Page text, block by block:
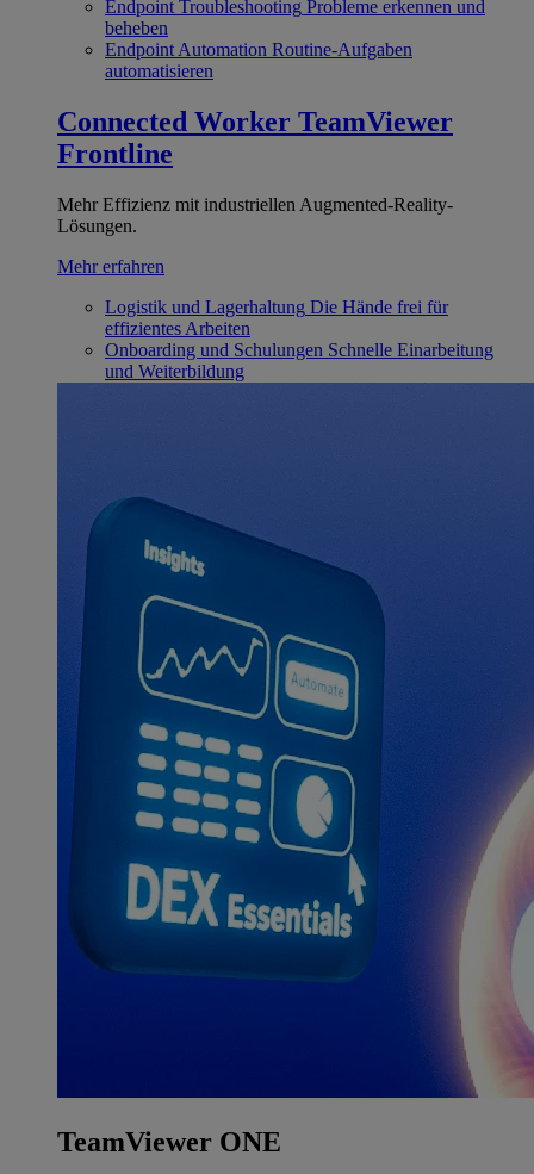
Endpoint Troubleshooting Probleme erkennen und
beheben
Endpoint Automation Routine-Aufgaben
automatisieren
Connected Worker TeamViewer
Frontline
Mehr Effizienz mit industriellen Augmented-Reality-
Lösungen.
Mehr erfahren
Logistik und Lagerhaltung Die Hände frei für
effizientes Arbeiten
Onboarding und Schulungen Schnelle Einarbeitung
und Weiterbildung
TeamViewer ONE